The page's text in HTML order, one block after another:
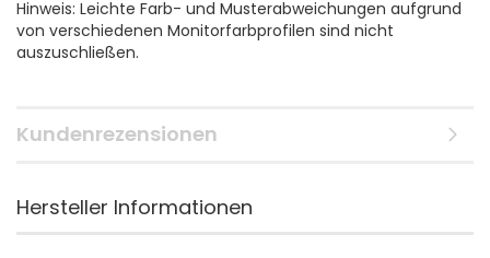
Hinweis: Leichte Farb- und Musterabweichungen aufgrund
von verschiedenen Monitorfarbprofilen sind nicht
auszuschließen.
Kundenrezensionen
Hersteller Informationen